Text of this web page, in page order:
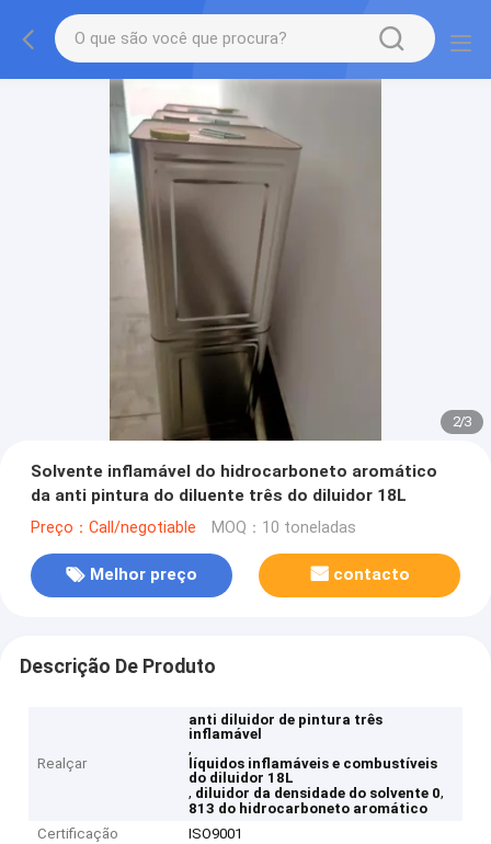
2/3
Solvente inflamável do hidrocarboneto aromático
da anti pintura do diluente três do diluidor 18L
Preço：Call/negotiable MOQ：10 toneladas
Melhor preço contacto
Descrição De Produto
Realçar
anti diluidor de pintura três
inflamável
,
líquidos inflamáveis e combustíveis
do diluidor 18L
, diluidor da densidade do solvente 0,
813 do hidrocarboneto aromático
Certificação
ISO9001